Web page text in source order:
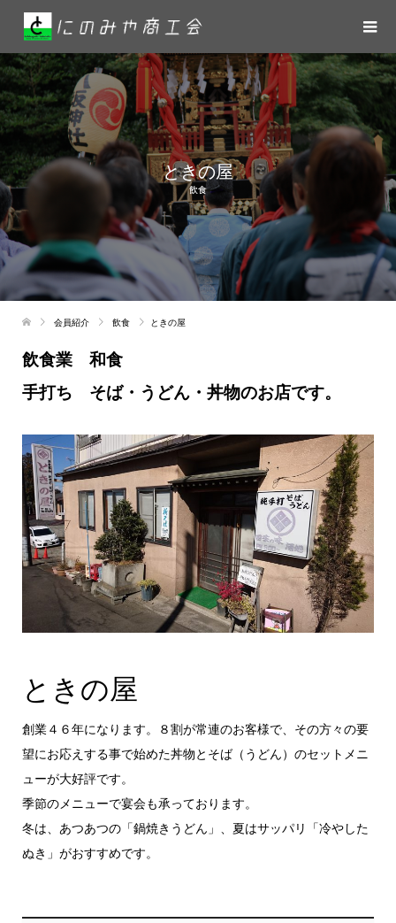
ときの屋
飲食
会員紹介 飲食 ときの屋
飲食業 和食
手打ち そば・うどん・丼物のお店です。
ときの屋
創業４６年になります。８割が常連のお客様で、その方々の要
望にお応えする事で始めた丼物とそば（うどん）のセットメニ
ューが大好評です。
季節のメニューで宴会も承っております。
冬は、あつあつの「鍋焼きうどん」、夏はサッパリ「冷やした
ぬき」がおすすめです。